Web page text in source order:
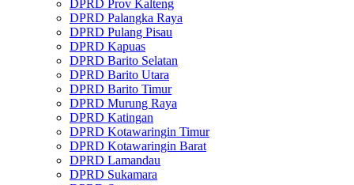
DPRD Prov Kalteng
DPRD Palangka Raya
DPRD Pulang Pisau
DPRD Kapuas
DPRD Barito Selatan
DPRD Barito Utara
DPRD Barito Timur
DPRD Murung Raya
DPRD Katingan
DPRD Kotawaringin Timur
DPRD Kotawaringin Barat
DPRD Lamandau
DPRD Sukamara